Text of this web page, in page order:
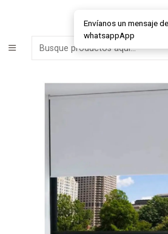
MÁS DE 15 AÑOS FABRICANDO E
CRISTAL Y
Inicio Cortinas Roller
Cortina Roller Black Out Evol
Envíanos un mensaje
whatsappApp